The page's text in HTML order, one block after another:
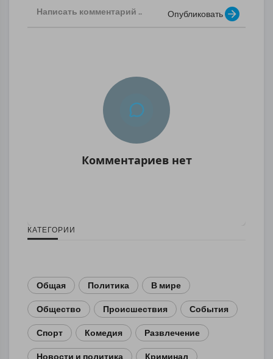
Опубликовать
Комментариев нет
КАТЕГОРИИ
Общая Политика В мире
Общество Происшествия События
Спорт Комедия Развлечение
Новости и политика Криминал